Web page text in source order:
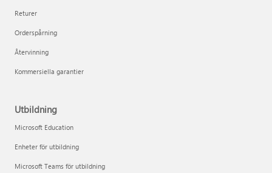
Returer
Orderspårning
Återvinning
Kommersiella garantier
Utbildning
Microsoft Education
Enheter för utbildning
Microsoft Teams för utbildning